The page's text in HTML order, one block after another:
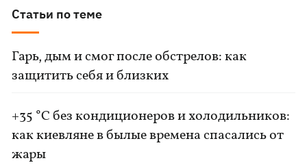
Статьи по теме
Гарь, дым и смог после обстрелов: как
защитить себя и близких
+35 °C без кондиционеров и холодильников:
как киевляне в былые времена спасались от
жары